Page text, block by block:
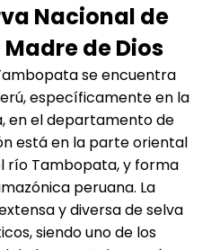
Nacional de
de Dios
se encuentra
específicamente en la
en el departamento de
está en la parte oriental
río Tambopata, y forma
peruana. La
y diversa de selva
siendo uno de los